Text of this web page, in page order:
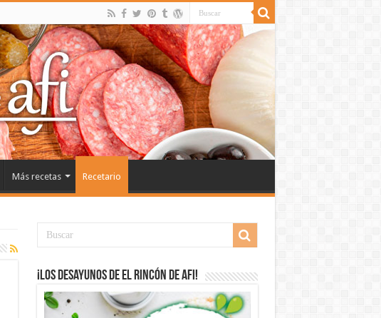
Más recetas Recetario
¡Los desayunos de El Rincón de Afi!